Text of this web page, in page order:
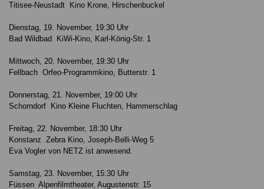
Titisee-Neustadt Kino Krone, Hirschenbuckel
Dienstag, 19. November, 19:30 Uhr
Bad Wildbad KiWi-Kino, Karl-König-Str. 1
Mittwoch, 20. November, 19:30 Uhr
Fellbach Orfeo-Programmkino, Butterstr. 1
Donnerstag, 21. November, 19:00 Uhr
Schorndorf Kino Kleine Fluchten, Hammerschlag
Freitag, 22. November, 18:30 Uhr
Konstanz Zebra Kino, Joseph-Belli-Weg 5
Eva Vogler von NETZ ist anwesend.
Samstag, 23. November, 15:30 Uhr
Füssen Alpenfilmtheater, Augustenstr. 15